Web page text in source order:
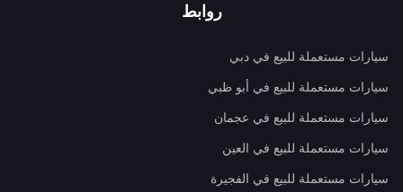
روابط
سيارات مستعملة للبيع في دبي
سيارات مستعملة للبيع في أبو ظبي
سيارات مستعملة للبيع في عجمان
سيارات مستعملة للبيع في العين
سيارات مستعملة للبيع في الفجيرة